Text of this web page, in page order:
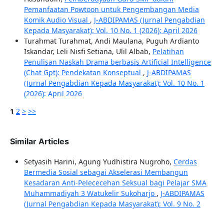
Pemanfaatan Powtoon untuk Pengembangan Media
Komik Audio Visual , J-ABDIPAMAS (Jurnal Pengabdian
Kepada Masyarakat): Vol. 10 No. 1 (2026): April 2026
Turahmat Turahmat, Andi Maulana, Puguh Ardianto
Iskandar, Leli Nisfi Setiana, Ulil Albab, Pelatihan
Penulisan Naskah Drama berbasis Artificial Intelligence
(Chat Gpt): Pendekatan Konseptual , J-ABDIPAMAS
(Jurnal Pengabdian Kepada Masyarakat): Vol. 10 No. 1
(2026): April 2026
1 2 > >>
Similar Articles
Setyasih Harini, Agung Yudhistira Nugroho, Cerdas
Bermedia Sosial sebagai Akselerasi Membangun
Kesadaran Anti-Pelececehan Seksual bagi Pelajar SMA
Muhammadiyah 3 Watukelir Sukoharjo , J-ABDIPAMAS
(Jurnal Pengabdian Kepada Masyarakat): Vol. 9 No. 2